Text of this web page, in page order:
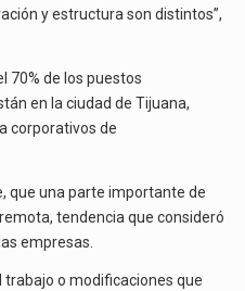
y estructura son distintos”,
70% de los puestos
en la ciudad de Tijuana,
corporativos de
que una parte importante de
tendencia que consideró
empresas.
trabajo o modificaciones que